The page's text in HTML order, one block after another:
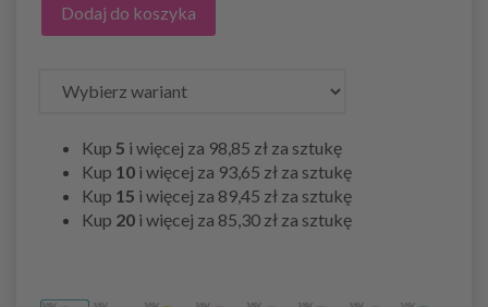
Dodaj do koszyka
Kup 5 i więcej za 98,85 zł za sztukę
Kup 10 i więcej za 93,65 zł za sztukę
Kup 15 i więcej za 89,45 zł za sztukę
Kup 20 i więcej za 85,30 zł za sztukę